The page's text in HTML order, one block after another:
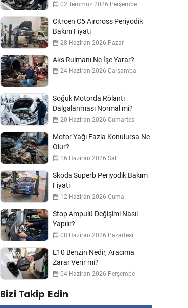
02 Temmuz 2026 Perşembe
Citroen C5 Aircross Periyodik
Bakım Fiyatı
28 Haziran 2026 Pazar
Aks Rulmanı Ne İşe Yarar?
24 Haziran 2026 Çarşamba
Soğuk Motorda Rölanti
Dalgalanması Normal mi?
20 Haziran 2026 Cumartesi
Motor Yağı Fazla Konulursa Ne
Olur?
16 Haziran 2026 Salı
Skoda Superb Periyodik Bakım
Fiyatı
12 Haziran 2026 Cuma
Stop Ampulü Değişimi Nasıl
Yapılır?
08 Haziran 2026 Pazartesi
E10 Benzin Nedir, Aracıma
Zarar Verir mi?
04 Haziran 2026 Perşembe
Bizi Takip Edin